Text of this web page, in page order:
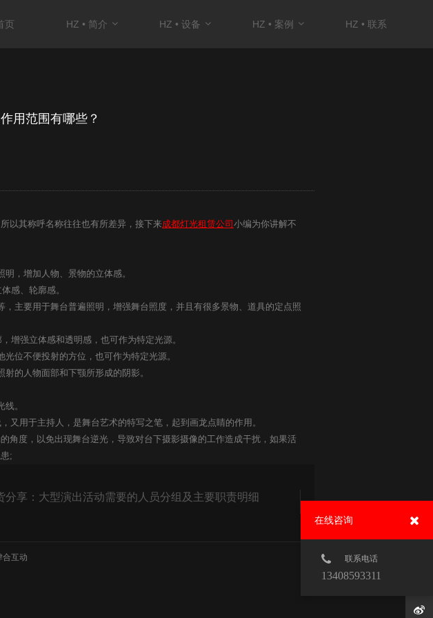
页 HZ • 简介 HZ • 设备 HZ • 案例 HZ • 联系
用范围有哪些？
以其称呼名称往往也有所差异，接下来成都灯光租赁公司 小编为你讲解不
，增加人物、景物的立体感。
感、轮廓感。
要用于舞台普遍照明，增强舞台照度，并且有很多景物、道具的定点照
强立体感和透明感，也可作为特定光源。
位不便投射的方位，也可作为特定光源。
的人物面部和下颚所形成的阴影。
。
用于主持人，是舞台艺术的特写之笔，起到画龙点睛的作用。
度，以免出现舞台逆光，导致对台下摄影摄像的工作造成干扰，如果活
;
分享：大型演出活动需要的人员分组及主要职责明细
合互动
在线咨询
联系电话
13408593311